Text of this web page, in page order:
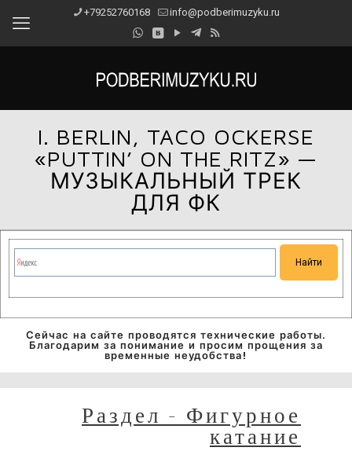
+79252760168 info@podberimuzyku.ru
I. BERLIN, TACO OCKERSE
«PUTTIN’ ON THE RITZ» —
МУЗЫКАЛЬНЫЙ ТРЕК
ДЛЯ ФК
Сейчас на сайте проводятся технические работы.
Благодарим за понимание и просим прощения за
временные неудобства!
Раздел - Фигурное
катание